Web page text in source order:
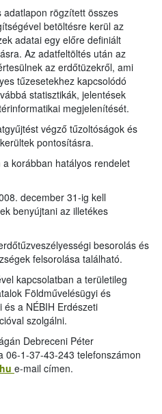
rögzített összes
betöltésre kerül az
adatai egy előre definiált
Az adatfeltöltés után az
az erdőtüzekről, ami
tűzesetekhez kapcsolódó
statisztikák, jelentések
megjelenítését.
végző tűzoltóságok és
pontosításra.
korábban hatályos rendelet
december 31-ig kell
benyújtani az illetékes
besorolás és
felsorolása található.
kapcsolatban a területileg
Földművelésügyi és
és a NÉBIH Erdészeti
szolgálni.
Debreceni Péter
06-1-37-43-243 telefonszámon
e-mail címen.